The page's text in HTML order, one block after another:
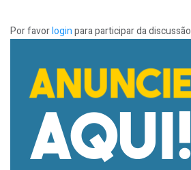
Por favorloginpara participar da discussão